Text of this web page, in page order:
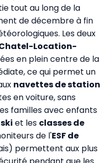
tout au long de la
de décembre à fin
Les deux
Location-
en plein centre de la
ce qui permet un
navettes de station
en voiture, sans
familles avec enfants
et les classes de
de l'ESF de
permettent aux plus